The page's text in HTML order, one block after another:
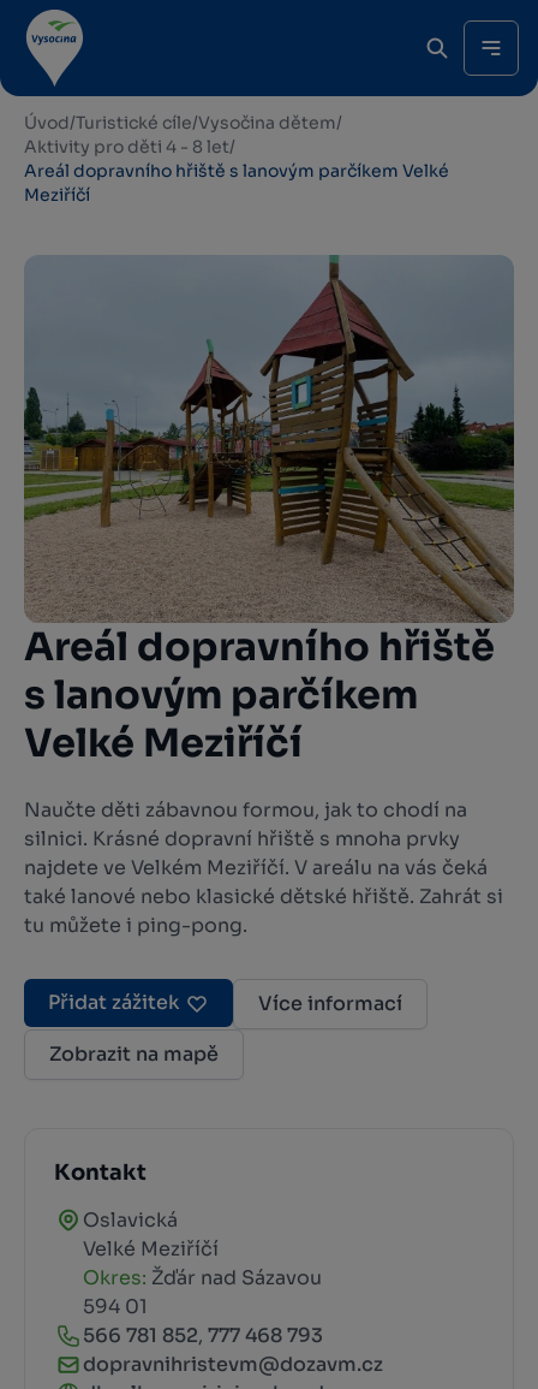
Úvod/Turistické cíle/Vysočina dětem/
Aktivity pro děti 4 - 8 let/
Areál dopravního hřiště s lanovým parčíkem Velké
Meziříčí
Areál dopravního hřiště
s lanovým parčíkem
Velké Meziříčí
Naučte děti zábavnou formou, jak to chodí na
silnici. Krásné dopravní hřiště s mnoha prvky
najdete ve Velkém Meziříčí. V areálu na vás čeká
také lanové nebo klasické dětské hřiště. Zahrát si
tu můžete i ping-pong.
Přidat zážitek
Více informací
Zobrazit na mapě
Kontakt
Oslavická
Velké Meziříčí
Okres: Žďár nad Sázavou
594 01
566 781 852, 777 468 793
dopravnihristevm@dozavm.cz